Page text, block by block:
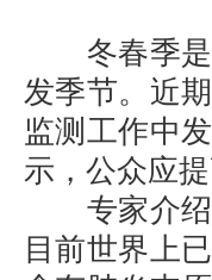
冬春季是
发季节。近
监测工作中
示，公众应
专家介绍
目前世界上